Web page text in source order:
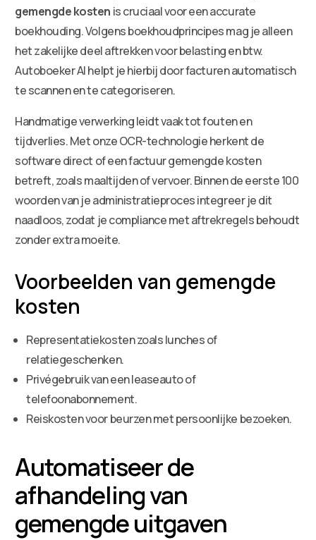
gemengde kosten is cruciaal voor een accurate
boekhouding. Volgens boekhoudprincipes mag je alleen
het zakelijke deel aftrekken voor belasting en btw.
Autoboeker AI helpt je hierbij door facturen automatisch
te scannen en te categoriseren.
Handmatige verwerking leidt vaak tot fouten en
tijdverlies. Met onze OCR-technologie herkent de
software direct of een factuur gemengde kosten
betreft, zoals maaltijden of vervoer. Binnen de eerste 100
woorden van je administratieproces integreer je dit
naadloos, zodat je compliance met aftrekregels behoudt
zonder extra moeite.
Voorbeelden van gemengde
kosten
Representatiekosten zoals lunches of
relatiegeschenken.
Privégebruik van een leaseauto of
telefoonabonnement.
Reiskosten voor beurzen met persoonlijke bezoeken.
Automatiseer de
afhandeling van
gemengde uitgaven